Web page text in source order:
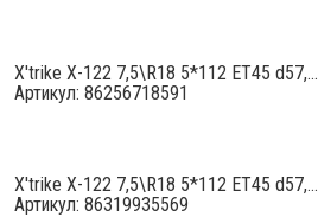
X'trike X-122 7,5\R18 5*112 ET45 d57,...
Артикул: 86256718591
X'trike X-122 7,5\R18 5*112 ET45 d57,...
Артикул: 86319935569